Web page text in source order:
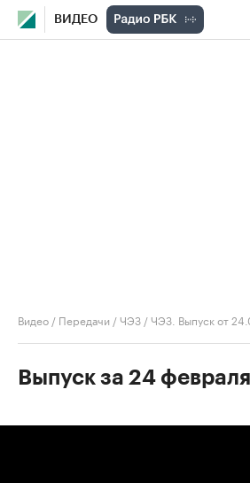
ВИДЕО
Видео / Передачи /ЧЭЗ /ЧЭЗ. Выпуск от
Выпуск за 24 февраля